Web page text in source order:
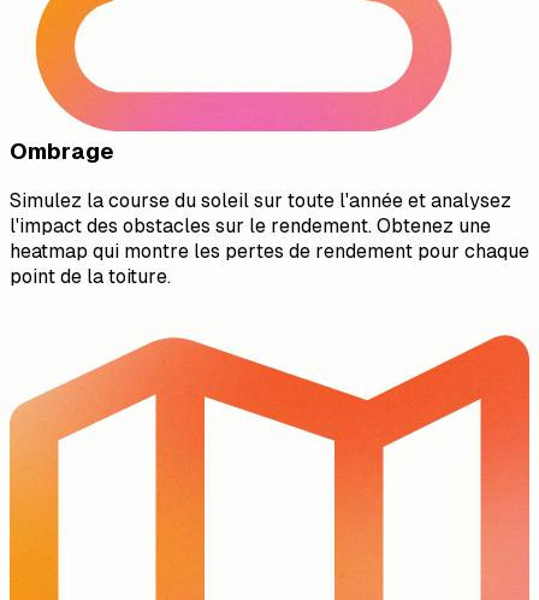
Ombrage
Simulez la course du soleil sur toute l'année et analysez
l'impact des obstacles sur le rendement. Obtenez une
heatmap qui montre les pertes de rendement pour chaque
point de la toiture.